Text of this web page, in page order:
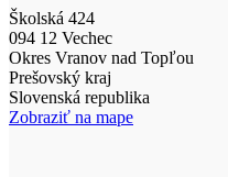
Školská 424
094 12 Vechec
Okres Vranov nad Topľou
Prešovský kraj
Slovenská republika
Zobraziť na mape